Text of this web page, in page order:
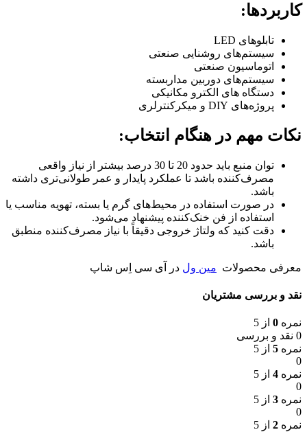
کاربردها:
تابلوهای LED
سیستم‌های روشنایی صنعتی
اتوماسیون صنعتی
سیستم‌های دوربین مداربسته
دستگاه های الکترو مکانیکی
پروژه‌های DIY و میکرکنترلری
نکات مهم در هنگام انتخاب:
توان منبع باید حدود 20 تا 30 درصد بیشتر از نیاز واقعی
مصرف‌کننده باشد تا عملکرد پایدار و عمر طولانی‌تری داشته
باشد.
در صورت استفاده در محیط‌های گرم یا بسته، تهویه مناسب یا
استفاده از فن خنک‌کننده پیشنهاد می‌شود.
دقت کنید که ولتاژ خروجی دقیقاً با نیاز مصرف‌کننده منطبق
باشد.
معرفی محصولات مین ول در آی سی اِس شاپ
نقد و بررسی مشتریان
نمره 0 از 5
0 نقد و بررسی
نمره 5 از 5
0
نمره 4 از 5
0
نمره 3 از 5
0
نمره 2 از 5